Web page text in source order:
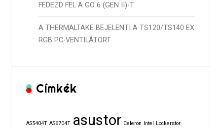
FEDEZD FEL A GO 6 (GEN II)-T
A THERMALTAKE BEJELENTI A TS120/TS140 EX
RGB PC-VENTILÁTORT
Címkék
AS5404T AS6704T asustor Celeron Intel Lockerstor